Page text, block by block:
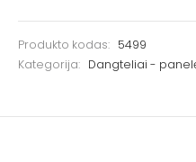
Produkto kodas: 5499
Kategorija: Dangteliai -